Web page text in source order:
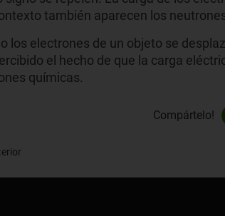
también aparecen los
los electrones de un objeto se
el hecho de que la carga
químicas.
Compártelo!